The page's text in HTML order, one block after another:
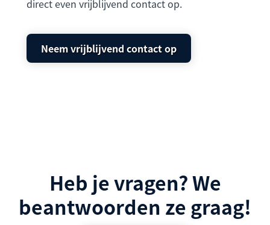
direct even vrijblijvend contact op.
Neem vrijblijvend contact op
Heb je vragen? We
beantwoorden ze graag!